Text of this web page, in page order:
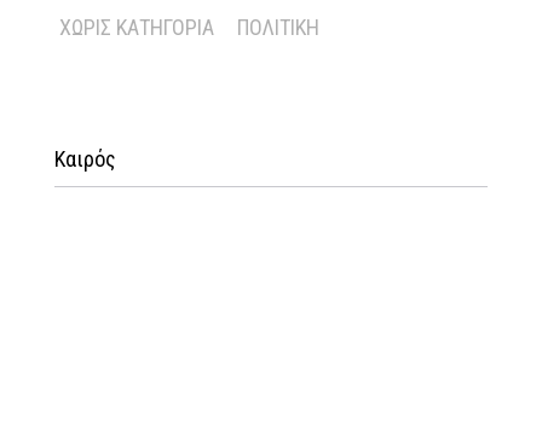
ΧΩΡΊΣ ΚΑΤΗΓΟΡΊΑ
ΠΟΛΙΤΙΚΉ
Καιρός